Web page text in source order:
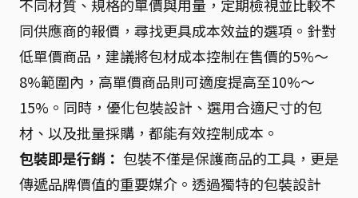
不同材質、規格的單價與用量，定期檢視並比較不
同供應商的報價，尋找更具成本效益的選項。針對
低單價商品，建議將包材成本控制在售價的5%～
8%範圍內，高單價商品則可適度提高至10%～
15%。同時，優化包裝設計、選用合適尺寸的包
材、以及批量採購，都能有效控制成本。
包裝即是行銷： 包裝不僅是保護商品的工具，更是
傳遞品牌價值的重要媒介。透過獨特的包裝設計